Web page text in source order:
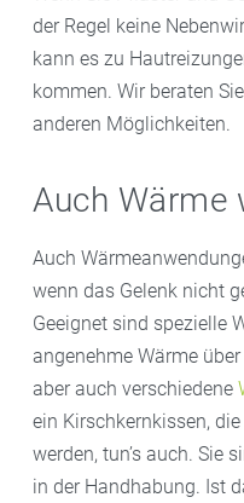
der Regel keine
kann es zu
kommen. Wir beraten
anderen Möglichkeiten.
Auch Wärme
Auch
wenn das Gelenk nicht
Geeignet sind spezielle
angenehme Wärme
aber auch verschiedene
ein Kirschkernkissen,
werden, tun’s auch. Sie
in der Handhabung. Ist